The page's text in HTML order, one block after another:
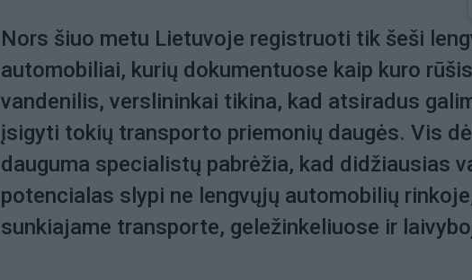
Nors šiuo metu Lietuvoje registruoti tik šeši
automobiliai, kurių dokumentuose kaip kuro
vandenilis, verslininkai tikina, kad atsiradus
įsigyti tokių transporto priemonių daugės. Vis
dauguma specialistų pabrėžia, kad didžiausias
potencialas slypi ne lengvųjų automobilių
sunkiajame transporte, geležinkeliuose ir